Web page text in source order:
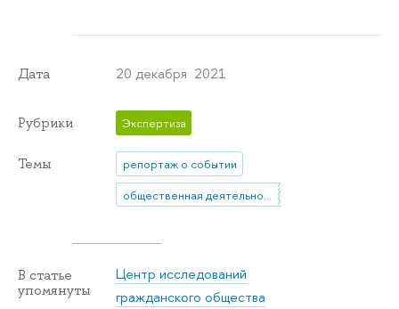
Дата 20 декабря 2021
Рубрики Экспертиза
Темы
репортаж о событии
В статье
упомянуты
Центр исследований
гражданского общества